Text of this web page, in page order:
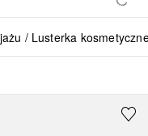
Lusterka